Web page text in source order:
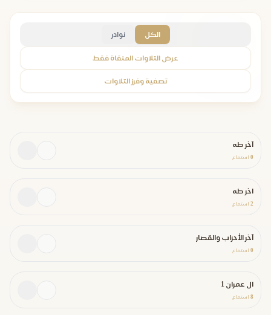
الكل نوادر
عرض التلاوات المنقاة فقط
تصفية وفرز التلاوات
آخر طه
0 استماع
اخر طه
2 استماع
آخر الأحزاب والقصار
0 استماع
ال عمران 1
8 استماع